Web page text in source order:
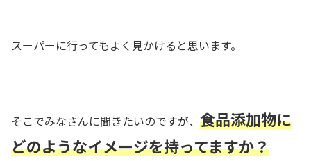
スーパーに行ってもよく見かけると思います。
そこでみなさんに聞きたいのですが、 食品添加物に
どのようなイメージを持ってますか？